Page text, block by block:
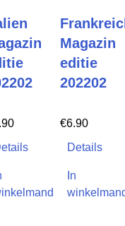
Magazin
editie
202202
€6.90
Details
In